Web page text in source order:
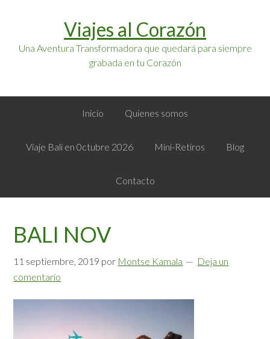
contenido
Viajes al Corazón
Una Aventura Transformadora que quedará para siempre
grabada en tu Corazón
Inicio Quienes somos
Viaje Bali en 0ctubre 2026 Mini-Retiros Blog
Contacto
BALI NOV
11 septiembre, 2019 por Montse Kamala
Deja un
comentario